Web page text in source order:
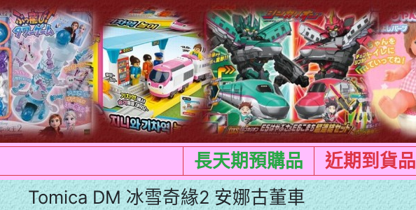
長天期預購品 近期到貨品
Tomica DM 冰雪奇緣2 安娜古董車